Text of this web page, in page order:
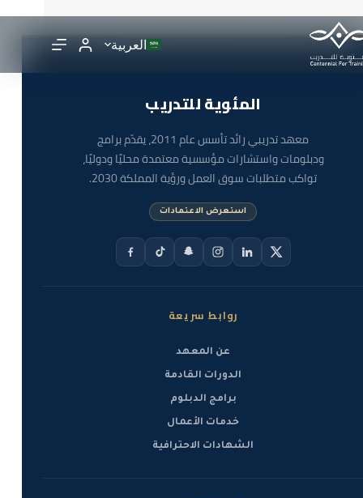
العربية
المئوية للتدريب
معهد تدريبي رائد تأسس عام 2011، يقدّم برامج
ودبلومات واستشارات مؤسسية معتمدة محليًا ودوليًا،
تواكب متطلبات سوق العمل ورؤية المملكة 2030.
استعرض الاعتمادات
روابط سريعة
عن المعهد
الدورات القادمة
برامج الدبلوم
خدمات الأعمال
الشهادات الاحترافية